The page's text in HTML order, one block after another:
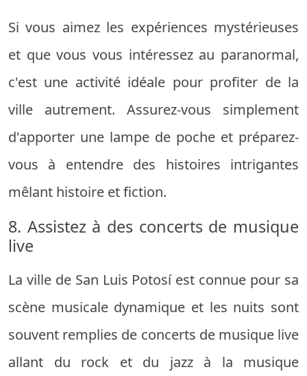
Si vous aimez les expériences mystérieuses
et que vous vous intéressez au paranormal,
c'est une activité idéale pour profiter de la
ville autrement. Assurez-vous simplement
d'apporter une lampe de poche et préparez-
vous à entendre des histoires intrigantes
mêlant histoire et fiction.
8. Assistez à des concerts de musique
live
La ville de San Luis Potosí est connue pour sa
scène musicale dynamique et les nuits sont
souvent remplies de concerts de musique live
allant du rock et du jazz à la musique